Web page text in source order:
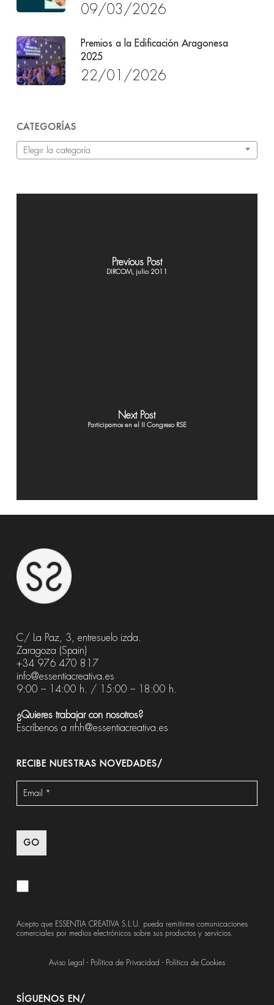
09/03/2026
Premios a la Edificación Aragonesa
2025
22/01/2026
CATEGORÍAS
Categorías
Elegir la categoría
Previous Post
DIRCOM, julio 2011
Next Post
Participamos en el II Congreso RSE
C/ La Paz, 3, entresuelo izda.
Zaragoza (Spain)
+34 976 470 817
info@essentiacreativa.es
9:00 – 14:00 h. / 15:00 – 18:00 h.
¿Quieres trabajar con nosotros?
Escríbenos a rrhh@essentiacreativa.es
RECIBE NUESTRAS NOVEDADES/
Acepto que ESSENTIA CREATIVA S.L.U. pueda remitirme comunicaciones
comerciales por medios electrónicos sobre sus productos y servicios.
Aviso Legal - Política de Privacidad - Política de Cookies
SÍGUENOS EN/